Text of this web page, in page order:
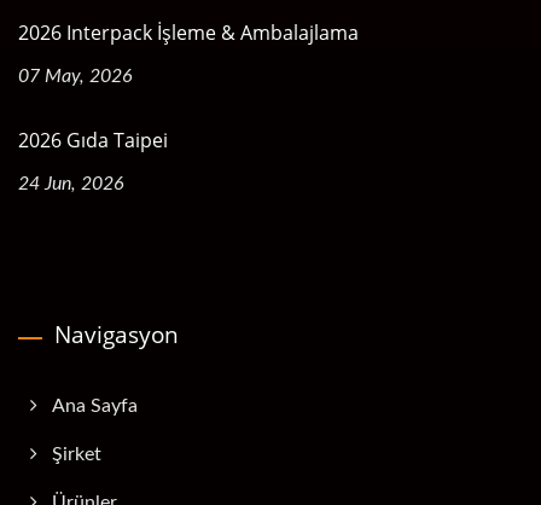
2026 Interpack İşleme & Ambalajlama
07 May, 2026
2026 Gıda Taipei
24 Jun, 2026
Navigasyon
Ana Sayfa
Şirket